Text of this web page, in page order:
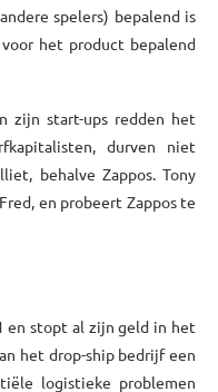
spelers) bepalend is
het product bepalend
zijn start-ups redden het
durven niet
behalve Zappos. Tony
en probeert Zappos te
en stopt al zijn geld in het
het drop-ship bedrijf een
logistieke problemen